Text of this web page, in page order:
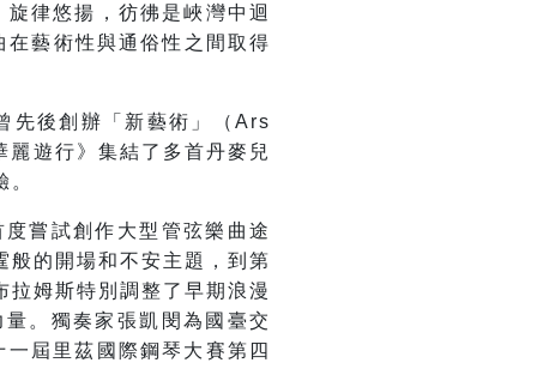
律悠揚，彷彿是峽灣中迴
藝術性與通俗性之間取得
先後創辦「新藝術」（Ars
遊行》集結了多首丹麥兒
嘗試創作大型管弦樂曲途
般的開場和不安主題，到第
拉姆斯特別調整了早期浪漫
。獨奏家張凱閔為國臺交
屆里茲國際鋼琴大賽第四